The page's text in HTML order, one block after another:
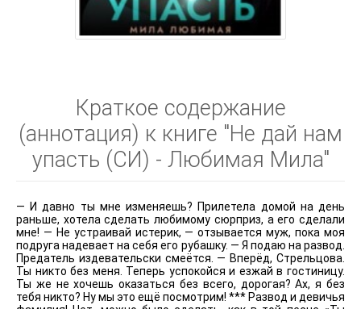
Краткое содержание
(аннотация) к книге "Не дай нам
упасть (СИ) - Любимая Мила"
— И давно ты мне изменяешь? Прилетела домой на день
раньше, хотела сделать любимому сюрприз, а его сделали
мне! — Не устраивай истерик, — отзывается муж, пока моя
подруга надевает на себя его рубашку. — Я подаю на развод.
Предатель издевательски смеётся. — Вперёд, Стрельцова.
Ты никто без меня. Теперь успокойся и езжай в гостиницу.
Ты же не хочешь оказаться без всего, дорогая? Ах, я без
тебя никто? Ну мы это ещё посмотрим! *** Развод и девичья